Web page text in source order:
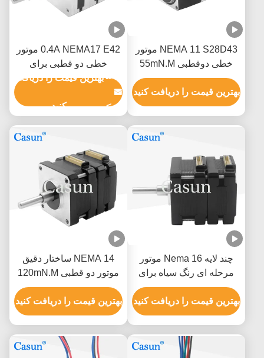
NEMA 11 S28D43 موتور
خطی دوقطبی 55mN.M
80mN.M برای صنعت
پزشکی
بهترین قیمت را دریافت کنید
0.4A NEMA17 E42 موتور
خطی دو قطبی برای
تجهیزات اتوماسیون--
>
بهترین قیمت را دریافت
کنید
چند لایه Nema 16 موتور
مرحله ای رنگ سیاه برای
دستگاه های پزشکی
گواهینامه های ISO ROHS
بهترین قیمت را دریافت کنید
NEMA 14 ساختار دقیق
موتور دو قطبی 120mN.M
بهترین قیمت را دریافت کنید